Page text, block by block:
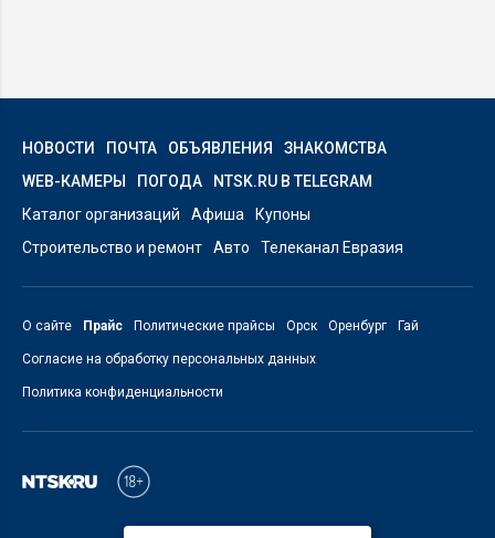
НОВОСТИ ПОЧТА ОБЪЯВЛЕНИЯ
ЗНАКОМСТВА
WEB-КАМЕРЫ
ПОГОДА
NTSK.RU В TELEGRAM
Каталог организаций
Афиша
Купоны
Строительство и ремонт
Авто Телеканал Евразия
О сайте Прайс Политические прайсы Орск Оренбург Гай
Согласие на обработку персональных данных
Политика конфиденциальности